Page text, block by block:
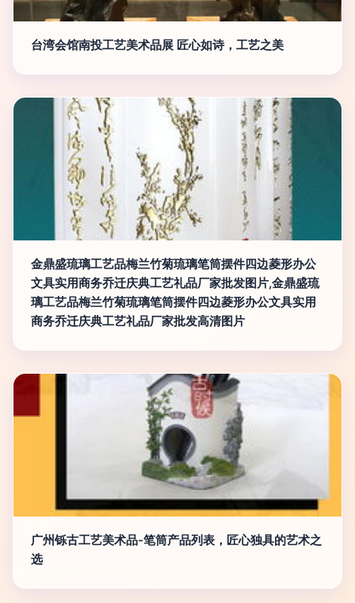
台湾会馆南投工艺美术品展 匠心如诗，工艺之美
金鼎盛琉璃工艺品梅兰竹菊琉璃笔筒摆件四边菱形办公
文具实用商务乔迁庆典工艺礼品厂家批发图片,金鼎盛琉
璃工艺品梅兰竹菊琉璃笔筒摆件四边菱形办公文具实用
商务乔迁庆典工艺礼品厂家批发高清图片
广州铄古工艺美术品-笔筒产品列表，匠心独具的艺术之
选